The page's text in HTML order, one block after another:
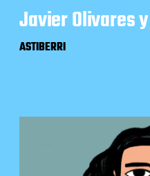
Javier Olivares
ASTIBERRI